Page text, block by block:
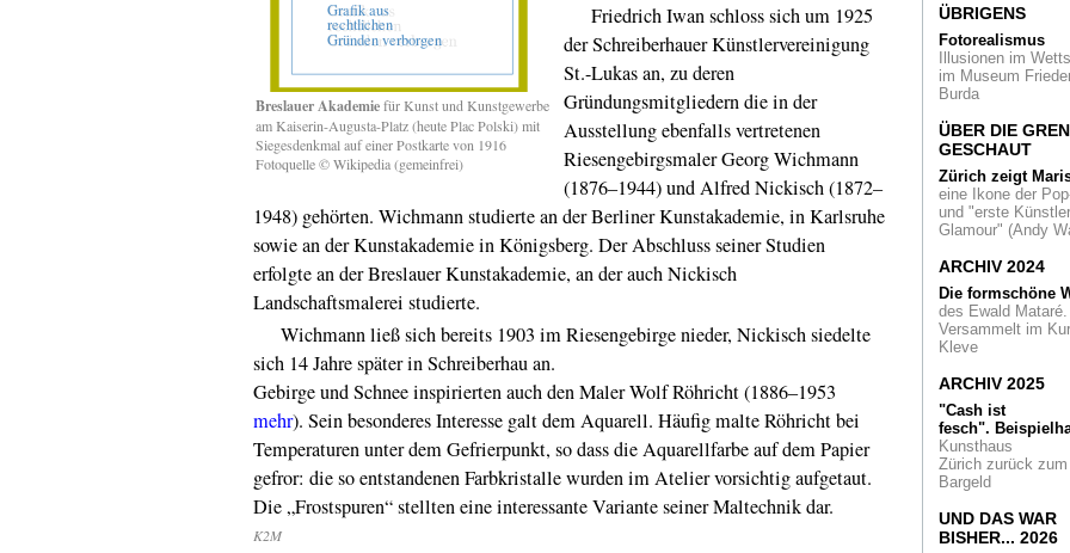
Breslauer Akademiefür Kunst und Kunstgewerbe
am Kaiserin-Augusta-Platz (heute Plac Polski) mit
Siegesdenkmal auf einer Postkarte von 1916
Fotoquelle © Wikipedia (gemeinfrei)
Friedrich Iwan schloss sich um 1925
der Schreiberhauer Künstlervereinigung
St.-Lukas an, zu deren
Gründungsmitgliedern die in der
Ausstellung ebenfalls vertretenen
Riesengebirgsmaler Georg Wichmann
(1876–1944) und Alfred Nickisch (1872–
1948) gehörten. Wichmann studierte an der Berliner Kunstakademie, in Karlsruhe
sowie an der Kunstakademie in Königsberg. Der Abschluss seiner Studien
erfolgte an der Breslauer Kunstakademie, an der auch Nickisch
Landschaftsmalerei studierte.
Wichmann ließ sich bereits 1903 im Riesengebirge nieder, Nickisch siedelte
sich 14 Jahre später in Schreiberhau an.
Gebirge und Schnee inspirierten auch den Maler Wolf Röhricht (1886–1953
mehr). Sein besonderes Interesse galt dem Aquarell. Häufig malte Röhricht bei
Temperaturen unter dem Gefrierpunkt, so dass die Aquarellfarbe auf dem Papier
gefror: die so entstandenen Farbkristalle wurden im Atelier vorsichtig aufgetaut.
Die „Frostspuren“ stellten eine interessante Variante seiner Maltechnik dar.
K2M
gewesen sein: die
Kunstmesse
art ruhr.
Schönheiten
Kölner Kollwitz
Sechs Jahrzehnte
British Way of Life.
Eine Fotoschau in
Mies van der Rohe
Award
2019 zeigt
Baukultur NRW im
Köln
Malerei aus der
In der Leica
Ruhmeshalle
Vogel - Meister der
Vielfalt
50 Jahre Kult-Band
ÜBRIGENS
Fotorealismus
Illusionen im
im Museum
Burda
ÜBER DIE
GESCHAUT
Zürich zeigt
eine Ikone der
und "erste
Glamour" (Andy
ARCHIV 2024
Die formschöne
des Ewald Mataré.
Versammelt im
Kleve
ARCHIV 2025
"Cash ist
fesch".
Kunsthaus
Zürich zurück zum
Bargeld
UND DAS WAR
BISHER... 2026